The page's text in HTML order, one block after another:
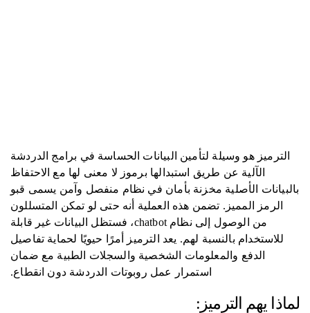
الترميز هو وسيلة لتأمين البيانات الحساسة في برامج الدردشة
الآلية عن طريق استبدالها برموز لا معنى لها مع الاحتفاظ
بالبيانات الأصلية مخزنة بأمان في نظام منفصل وآمن يسمى قبو
الرمز المميز. تضمن هذه العملية أنه حتى لو تمكن المتسللون
من الوصول إلى نظام chatbot، فستظل البيانات غير قابلة
للاستخدام بالنسبة لهم. يعد الترميز أمرًا حيويًا لحماية تفاصيل
الدفع والمعلومات الشخصية والسجلات الطبية مع ضمان
استمرار عمل روبوتات الدردشة دون انقطاع.
لماذا يهم الترميز: